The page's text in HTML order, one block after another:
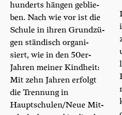
hun­derts hän­gen geblie­
ben. Nach wie vor ist die
Schu­le in ihren Grund­zü­
gen stän­disch orga­ni­
siert, wie in den 50er-
Jah­ren mei­ner Kind­heit:
Mit zehn Jah­ren erfolgt
die Tren­nung in
Hauptschulen/​Neue Mit­